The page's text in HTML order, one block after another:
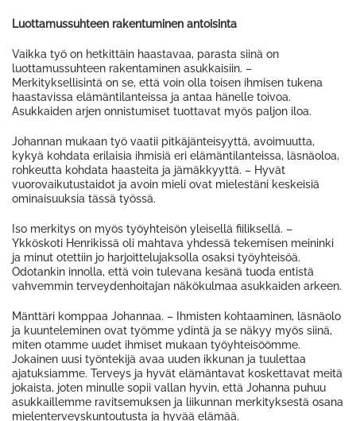
Luottamussuhteen rakentuminen antoisinta
Vaikka työ on hetkittäin haastavaa, parasta siinä on
luottamussuhteen rakentaminen asukkaisiin. –
Merkityksellisintä on se, että voin olla toisen ihmisen tukena
haastavissa elämäntilanteissa ja antaa hänelle toivoa.
Asukkaiden arjen onnistumiset tuottavat myös paljon iloa.
Johannan mukaan työ vaatii pitkäjänteisyyttä, avoimuutta,
kykyä kohdata erilaisia ihmisiä eri elämäntilanteissa, läsnäoloa,
rohkeutta kohdata haasteita ja jämäkkyyttä. – Hyvät
vuorovaikutustaidot ja avoin mieli ovat mielestäni keskeisiä
ominaisuuksia tässä työssä.
Iso merkitys on myös työyhteisön yleisellä fiiliksellä. –
Ykköskoti Henrikissä oli mahtava yhdessä tekemisen meininki
ja minut otettiin jo harjoittelujaksolla osaksi työyhteisöä.
Odotankin innolla, että voin tulevana kesänä tuoda entistä
vahvemmin terveydenhoitajan näkökulmaa asukkaiden arkeen.
Mänttäri komppaa Johannaa. – Ihmisten kohtaaminen, läsnäolo
ja kuunteleminen ovat työmme ydintä ja se näkyy myös siinä,
miten otamme uudet ihmiset mukaan työyhteisöömme.
Jokainen uusi työntekijä avaa uuden ikkunan ja tuulettaa
ajatuksiamme. Terveys ja hyvät elämäntavat koskettavat meitä
jokaista, joten minulle sopii vallan hyvin, että Johanna puhuu
asukkaillemme ravitsemuksen ja liikunnan merkityksestä osana
mielenterveyskuntoutusta ja hyvää elämää.